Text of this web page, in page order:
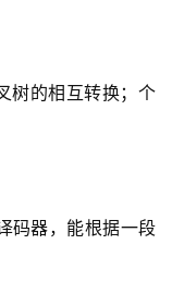
树的相互转换；个
码器，能根据一段